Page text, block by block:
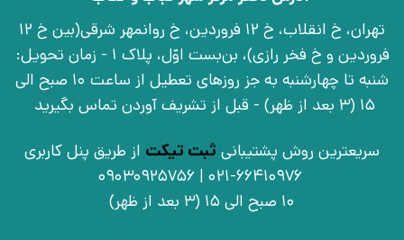
تهران، خ انقلاب، خ 12 فروردین، خ روانمهر شرقی(بین خ 12
فروردین و خ فخر رازی)، بن‌بست اوّل، پلاک 1 - زمان تحویل:
شنبه تا چهارشنبه به جز روزهای تعطیل از ساعت 10 صبح الی
15 (3 بعد از ظهر) - قبل از تشریف آوردن تماس بگیرید
سریعترین روش پشتیبانی ثبت تیکت از طریق پنل کاربری
021-66410976 | 09030925756
10 صبح الی 15 (3 بعد از ظهر)